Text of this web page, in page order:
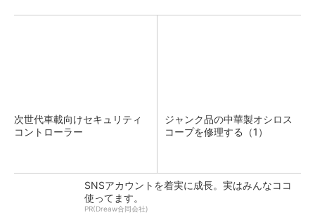
次世代車載向けセキュリティ
コントローラー
ジャンク品の中華製オシロス
コープを修理する（1）
SNSアカウントを着実に成長。実はみんなココ
使ってます。
PR(Dreaw合同会社)